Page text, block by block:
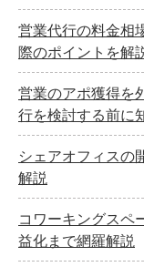
営業代行の料金相
際のポイントを解
営業のアポ獲得を
行を検討する前に
シェアオフィスの
解説
コワーキングスペ
益化まで網羅解説